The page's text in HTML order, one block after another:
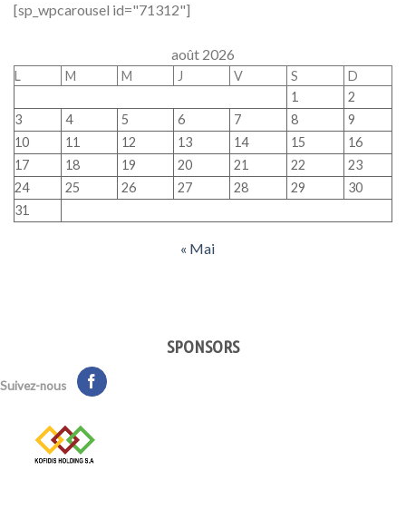
[sp_wpcarousel id="71312"]
août 2026
L M M J V S
D
1
2
3
4 5 6 7 8
9
10
11 12 13 14 15
16
17
18 19 20 21 22
23
24
25 26 27 28 29
30
31
« Mai
SPONSORS
Suivez-nous